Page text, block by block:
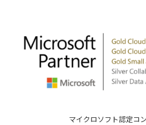
マイクロソフト認定コ